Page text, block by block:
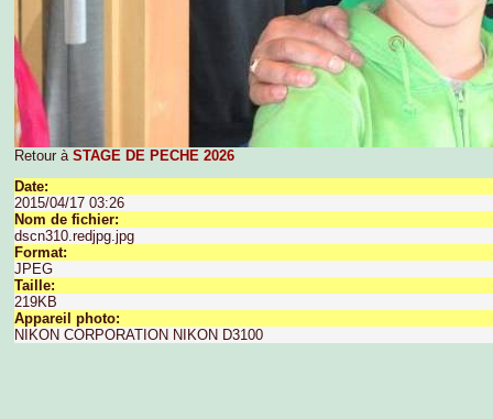
Retour à STAGE DE PECHE 2026
Date:
2015/04/17 03:26
Nom de fichier:
dscn310.redjpg.jpg
Format:
JPEG
Taille:
219KB
Appareil photo:
NIKON CORPORATION NIKON D3100